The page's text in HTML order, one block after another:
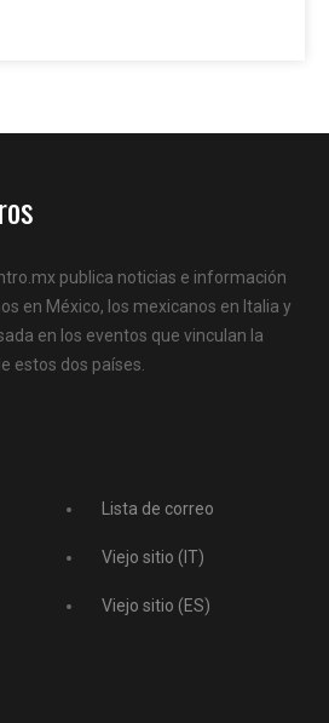
publica noticias e información
en México, los mexicanos en Italia y
en los eventos que vinculan la
estos dos países.
Lista de correo
Viejo sitio (IT)
Viejo sitio (ES)